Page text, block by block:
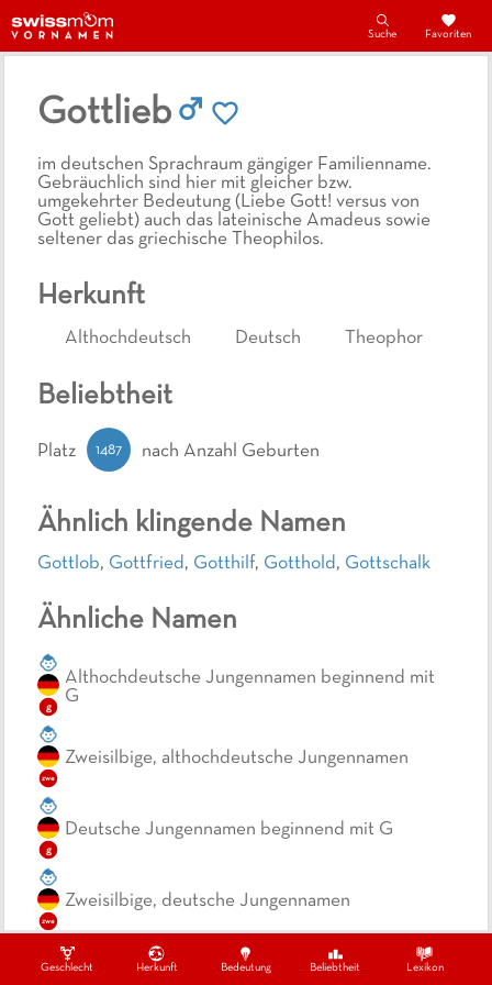
Geschlecht Herkunft Bedeutung Beliebtheit Lexikon
Suche Favoriten
Gottlieb
im deutschen Sprachraum gängiger Familienname.
Gebräuchlich sind hier mit gleicher bzw.
umgekehrter Bedeutung (Liebe Gott! versus von
Gott geliebt) auch das lateinische Amadeus sowie
seltener das griechische Theophilos.
Herkunft
Althochdeutsch Deutsch Theophor
Ähnlich klingende Namen
Gottlob, Gottfried, Gotthilf, Gotthold, Gottschalk
Ähnliche Namen
g
Althochdeutsche Jungennamen beginnend mit
G
zwe
Zweisilbige, althochdeutsche Jungennamen
g
Deutsche Jungennamen beginnend mit G
zwe
Zweisilbige, deutsche Jungennamen
the zwe Zweisilbige, theophore Jungennamen
Beliebtheit
Platz 1487 nach Anzahl Geburten